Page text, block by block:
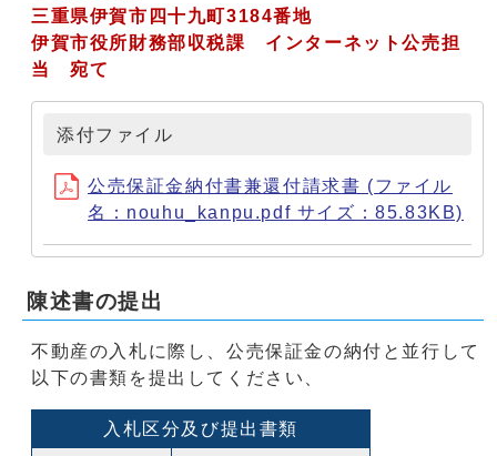
三重県伊賀市四十九町3184番地
伊賀市役所財務部収税課 インターネット公売担
当 宛て
添付ファイル
公売保証金納付書兼還付請求書 (ファイル
名：nouhu_kanpu.pdf サイズ：85.83KB)
陳述書の提出
不動産の入札に際し、公売保証金の納付と並行して
以下の書類を提出してください、
入札区分及び提出書類